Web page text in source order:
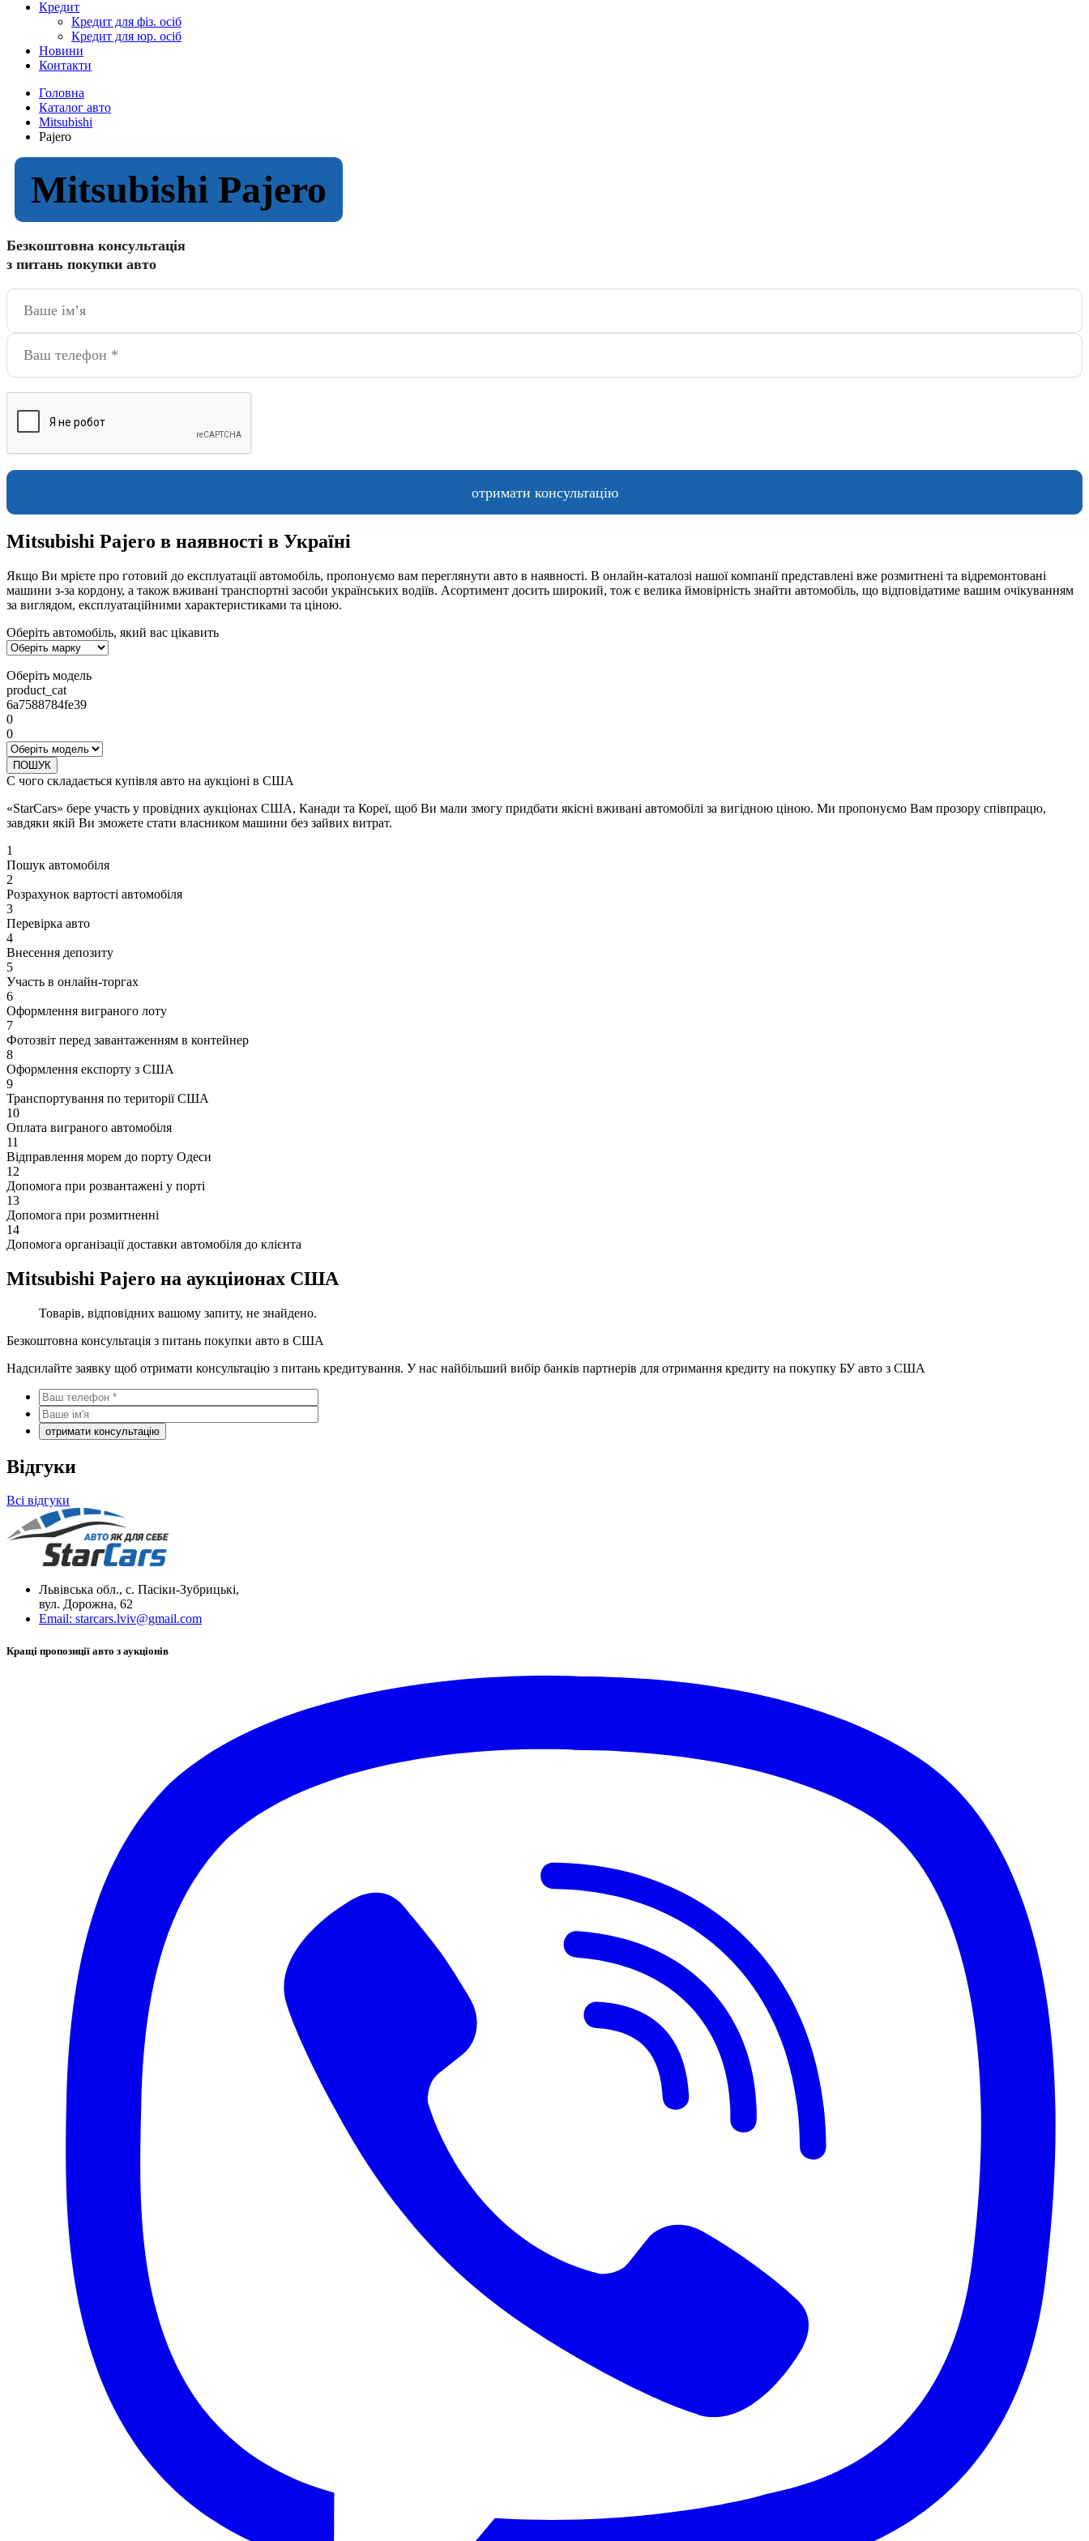
Кредит
Кредит для фіз. осіб
Кредит для юр. осіб
Новини
Контакти
Головна
Каталог авто
Mitsubishi
Pajero
Mitsubishi Pajero
Безкоштовна консультація
з питань покупки авто
Mitsubishi Pajero в наявності в Україні
Якщо Ви мрієте про готовий до експлуатації автомобіль, пропонуємо вам переглянути авто в наявності. В онлайн-каталозі нашої компанії представлені вже розмитнені та відремонтовані
машини з-за кордону, а також вживані транспортні засоби українських водіїв. Асортимент досить широкий, тож є велика ймовірність знайти автомобіль, що відповідатиме вашим очікуванням
за виглядом, експлуатаційними характеристиками та ціною.
Оберіть автомобіль, який вас цікавить
Оберіть модель
product_cat
6a7588784fe39
0
0
ПОШУК
С чого складається купівля авто на аукціоні в США
«StarCars» бере участь у провідних аукціонах США, Канади та Кореї, щоб Ви мали змогу придбати якісні вживані автомобілі за вигідною ціною. Ми пропонуємо Вам прозору співпрацю,
завдяки якій Ви зможете стати власником машини без зайвих витрат.
1
Пошук автомобіля
2
Розрахунок вартості автомобіля
3
Перевірка авто
4
Внесення депозиту
5
Участь в онлайн-торгах
6
Оформлення виграного лоту
7
Фотозвіт перед завантаженням в контейнер
8
Оформлення експорту з США
9
Транспортування по території США
10
Оплата виграного автомобіля
11
Відправлення морем до порту Одеси
12
Допомога при розвантажені у порті
13
Допомога при розмитненні
14
Допомога організації доставки автомобіля до клієнта
Mitsubishi Pajero на аукціионах США
Товарів, відповідних вашому запиту, не знайдено.
Безкоштовна консультація з питань покупки авто в США
Надсилайте заявку щоб отримати консультацію з питань кредитування. У нас найбільший вибір банків партнерів для отримання кредиту на покупку БУ авто з США
Відгуки
Всі відгуки
Львівська обл., с. Пасіки-Зубрицькі,
вул. Дорожна, 62
Email: starcars.lviv@gmail.com
Кращі пропозиції авто з аукціонів